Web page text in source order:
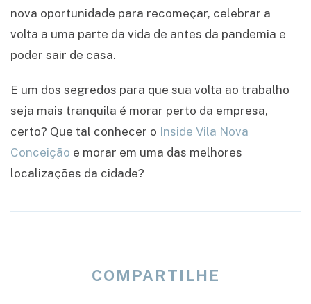
nova oportunidade para recomeçar, celebrar a
volta a uma parte da vida de antes da pandemia e
poder sair de casa.
E um dos segredos para que sua volta ao trabalho
seja mais tranquila é morar perto da empresa,
certo? Que tal conhecer o Inside Vila Nova
Conceição e morar em uma das melhores
localizações da cidade?
COMPARTILHE